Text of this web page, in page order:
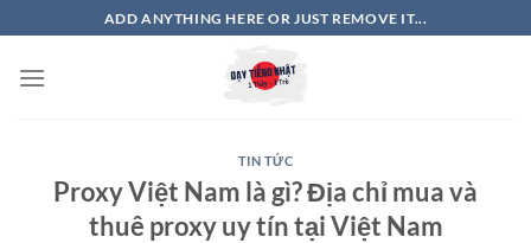
qua
nội
ADD ANYTHING HERE OR JUST REMOVE IT...
TIN TỨC
Proxy Việt Nam là gì? Địa chỉ mua và
thuê proxy uy tín tại Việt Nam